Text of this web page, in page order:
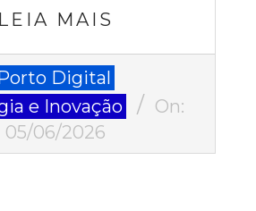
LEIA MAIS
Digital
e Inovação
On:
05/06/2026